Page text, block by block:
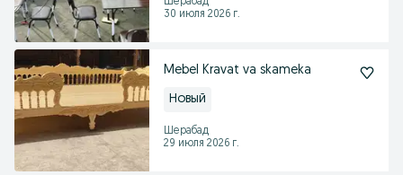
30 июля 2026 г.
Mebel Kravat va skameka
Новый
Шерабад
29 июля 2026 г.